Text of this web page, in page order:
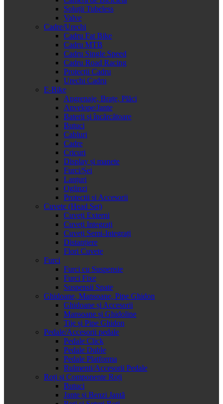
Soluții Tubeless
Valve
Cadre/Urechi
Cadru Fat Bike
Cadru MTB
Cadru Single Speed
Cadru Road Racing
Protecții Cadru
Urechi Cadru
E-Bike
Angrenaje, Brațe, Plăci
Anvelope/Jante
Baterii și încărcătoare
Butuci
Cabluri
Cadre
Cricuri
Display și manete
Furci/Șei
Lanțuri
Oglinzi
Protectii si Accesorii
Cuvete (Head Set)
Cuveți Externi
Cuveți Integrați
Cuveți Semi-Integrați
Distanțiere
Flori Cuvete
Furci
Furci cu Suspensie
Furci Fixe
Suspensii Spate
Ghidoane, Mansoane, Pipe Ghidon
Ghidoane și Accesorii
Mansoane și Ghidoline
Tije și Pipe Ghidon
Pedale/Accesorii pedale
Pedale Click
Pedale Duble
Pedale Platforma
Rulmenti/Accesorii Pedale
Roți și Componente Roți
Butuci
Jante și Benzi Jantă